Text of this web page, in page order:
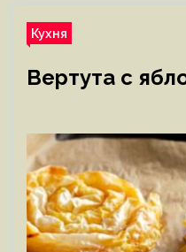
Кухня
Вертута с